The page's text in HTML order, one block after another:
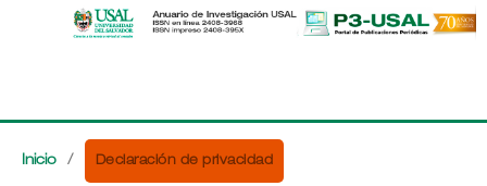
Inicio / Declaración de privacidad